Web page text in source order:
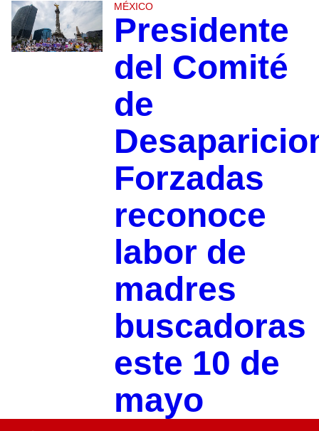
MÉXICO
Presidente
del Comité
de
Forzadas
reconoce
labor de
madres
buscadoras
este 10 de
mayo